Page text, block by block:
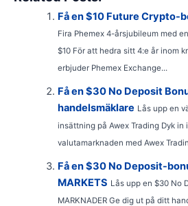
Få en $10 Future Crypto-
Fira Phemex 4-årsjubileum med
$10 För att hedra sitt 4:e år inom
erbjuder Phemex Exchange...
Få en $30 No Deposit
handelsmäklare Lås upp en
insättning på Awex Trading Dyk in
valutamarknaden med Awex
Få en $30 No Deposit-
MARKETS Lås upp en $30 No
MARKNADER Ge dig ut på ditt